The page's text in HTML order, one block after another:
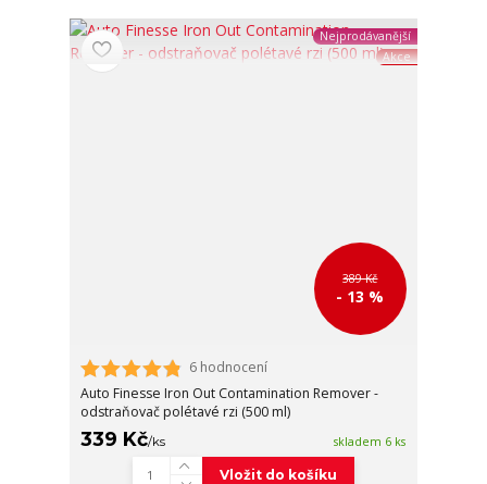
Nejprodávanější
Akce
389 Kč
- 13 %
6 hodnocení
Auto Finesse Iron Out Contamination Remover -
odstraňovač polétavé rzi (500 ml)
339 Kč/ks skladem 6 ks
Vložit do košíku